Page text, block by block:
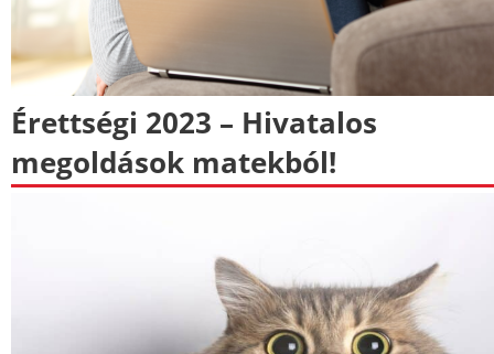
Érettségi 2023 – Hivatalos
megoldások matekból!